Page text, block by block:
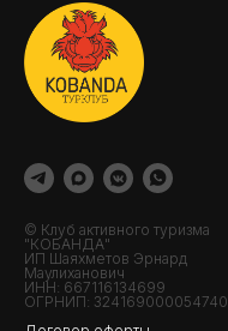
© Клуб активного туризма
"КОБАНДА"
ИП Шаяхметов Эрнард
Маулиханович
ИНН: 667116134699
ОГРНИП: 324169000054740